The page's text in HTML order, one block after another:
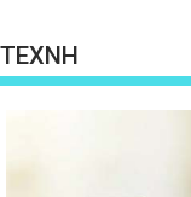
ΤΕΧΝΗ